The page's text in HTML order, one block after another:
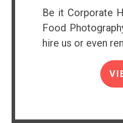
Be it Corporate
Food
hire us or even